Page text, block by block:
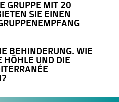
GRUPPE MIT 20
SIE EINEN
BEHINDERUNG. WIE
HÖHLE UND DIE